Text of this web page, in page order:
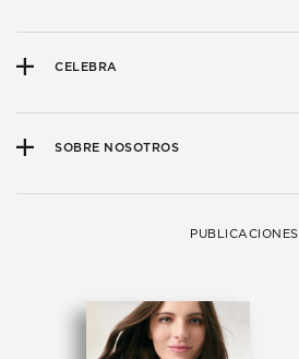
CELEBRA
SOBRE NOSOTROS
PUBLICACIONES